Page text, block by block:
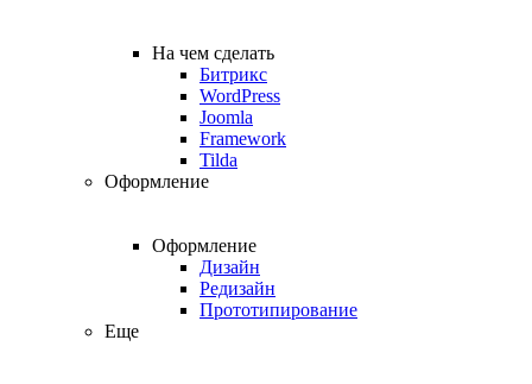
На чем сделать
Битрикс
WordPress
Joomla
Framework
Tilda
Оформление
Оформление
Дизайн
Редизайн
Прототипирование
Еще